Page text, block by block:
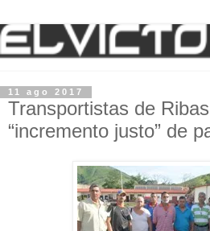
11 ago 2017
Transportistas de
“incremento justo” de